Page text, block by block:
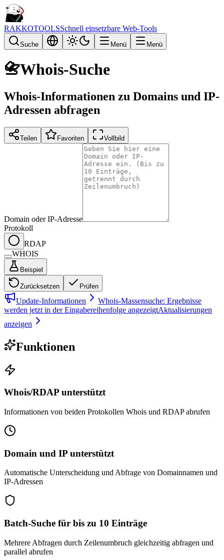
RAKKOTOOLSSchnell einsetzbare Web-Tools
Suche Menü Menü
📇Whois-Suche
Whois-Informationen zu Domains und IP-
Adressen abfragen
Teilen Favoriten Vollbild
Domain oder IP-Adresse
Protokoll
RDAP
WHOIS
Beispiel
Zurücksetzen Prüfen
Update-Informationen
Whois-Massensuche: Ergebnisse
werden jetzt in der Eingabereihenfolge angezeigtAktualisierungen
anzeigen
Funktionen
Whois/RDAP unterstützt
Informationen von beiden Protokollen Whois und RDAP abrufen
Domain und IP unterstützt
Automatische Unterscheidung und Abfrage von Domainnamen und
IP-Adressen
Batch-Suche für bis zu 10 Einträge
Mehrere Abfragen durch Zeilenumbruch gleichzeitig abfragen und
parallel abrufen